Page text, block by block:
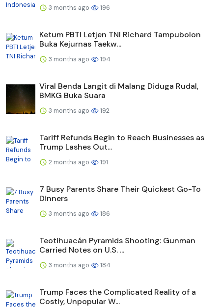
3 months ago 196
Ketum PBTI Letjen TNI Richard Tampubolon
Buka Kejurnas Taekw...
3 months ago 194
Viral Benda Langit di Malang Diduga Rudal,
BMKG Buka Suara
3 months ago 192
Tariff Refunds Begin to Reach Businesses as
Trump Lashes Out...
2 months ago 191
7 Busy Parents Share Their Quickest Go-To
Dinners
3 months ago 186
Teotihuacán Pyramids Shooting: Gunman
Carried Notes on U.S. ...
3 months ago 184
Trump Faces the Complicated Reality of a
Costly, Unpopular W...